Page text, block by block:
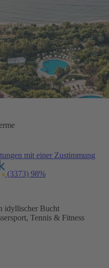
mit einer Zustimmung
(3373) 98%
idyllischer Bucht
Tennis & Fitness